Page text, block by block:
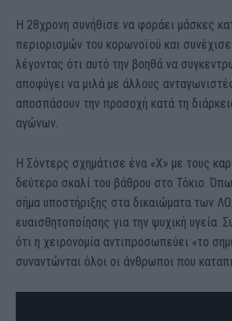
Η 28χρονη συνήθισε να φοράει μάσκες
περιορισμών του κορωνοϊού και
λέγοντας ότι αυτό την βοηθά να
αποφύγει να μιλά με άλλους
αποσπάσουν την προσοχή κατά τη
αγώνων.
Η Σόντερς σχημάτισε ένα «Χ» με τους
δεύτερο σκαλί του βάθρου στο Τόκιο.
σήμα υποστήριξης στα δικαιώματα των
ευαισθητοποίησης για την ψυχική υγεία.
ότι η χειρονομία αντιπροσωπεύει «το
συναντώνται όλοι οι άνθρωποι που